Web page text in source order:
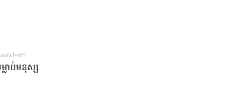
លាប់មនុស្ស